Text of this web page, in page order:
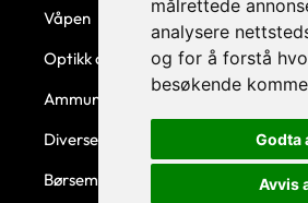
målrettede
analysere
og for å forstå
besøkende
Godta
Avvis
Våpen
Optikk og montasjer
Ammunisjon
Diverse
Børsemaker